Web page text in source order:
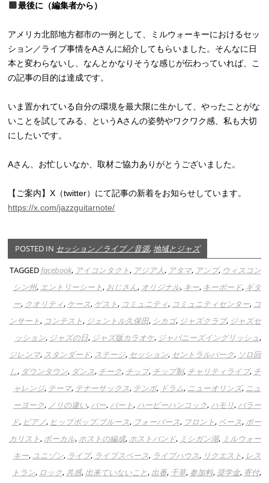
最後に（編集者から）
アメリカ北部地方都市の一例として、ミルウォーキーにおけるセッ
ション／ライブ事情をAさんに紹介してもらいました。そんなに日
本と変わらないし、なんとかなりそうな感じが伝わっていれば、こ
の記事の目的は達成です。
いま置かれている自分の環境を最大限に生かして、やったことがな
いことを試してみる、というAさんの姿勢やワクワク感、私も大切
にしたいです。
Aさん、お忙しいなか、取材ご協力ありがとうございました。
【ご案内】X（twitter）にて記事の新着をお知らせしています。
https://x.com/jazzguitarnote/
POSTED IN セッション／ライブ／音源,地域とジャズ
TAGGEDfacebook, アイコンタクト, アジア人, アタマ, アンプ, ウィスコン
シン州, エントリーシート, おじさん, オリジナル, キー, キーボード, ギタ
ー, クオリティ, ケース, ゲスト, コミュニティ, コミュニティセンター, コ
ンサート, コンテスト, ジェントル久保田, シカゴ, ジャズクラブ, ジャズセ
ッション, ジャズの日, ジャズ版カラオケ, ジャパニーズイングリッシュ,
ジレンマ, スタンダード, ステージ, セッション, セントラルパーク, ソロ回
し, ダウンタウン, ダンス, チーク, チップ, チップ制, チャリティライブ, チ
ャレンジ, テーマ, テナーサックス, テンポ, ドラム, ニューオリンズ, ニュ
ーヨーク, ノリの違い,バー,パート,ハービーハンコック,ハモリ,バラー
ド, ピアノ, ヒップポップ.ブルース, フォーバース, フロント, ベース, ボー
カリスト, ボーカル, ホストの編成, ホストバンド, ミシガン湖, ミルウォー
キー, ユニゾン, ライブ, ライブスペース, ライブハウス, リクエスト, レス
トラン, ロック, 共感, 出来ていないこと, 出番, 千草, 参加料, 奨学金, 寄付,